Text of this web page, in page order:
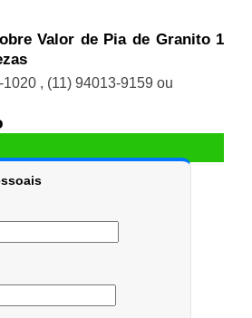
Valor de Pia de Granito 1
1020 , (11) 94013-9159 ou